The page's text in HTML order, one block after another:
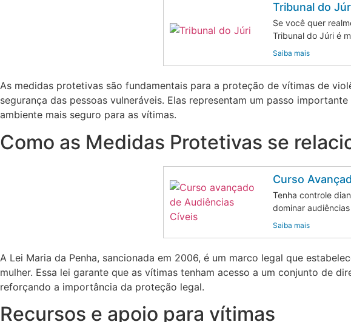
Tribunal do
Se você quer
Tribunal do Júri é
Saiba mais
As medidas protetivas são fundamentais para a proteção de vítimas de
segurança das pessoas vulneráveis. Elas representam um passo
ambiente mais seguro para as vítimas.
Como as Medidas Protetivas se
Curso
Tenha controle
dominar
Saiba mais
A Lei Maria da Penha, sancionada em 2006, é um marco legal que
mulher. Essa lei garante que as vítimas tenham acesso a um conjunto de
reforçando a importância da proteção legal.
Recursos e apoio para vítimas